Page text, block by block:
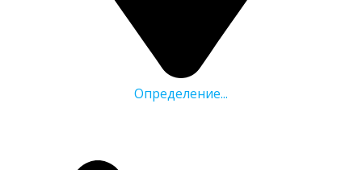
Определение...